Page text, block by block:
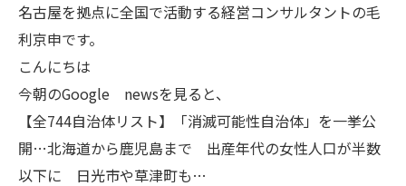
名古屋を拠点に全国で活動する経営コンサルタントの毛
利京申です。
こんにちは
今朝のGoogle newsを見ると、
【全744自治体リスト】「消滅可能性自治体」を一挙公
開…北海道から鹿児島まで 出産年代の女性人口が半数
以下に 日光市や草津町も…